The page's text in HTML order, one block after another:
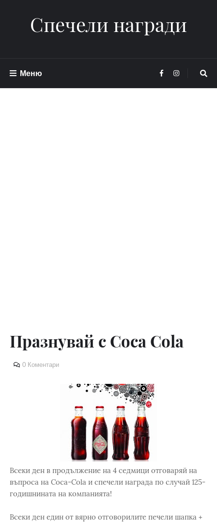
Спечели награди
Меню
Празнувай с Coca Cola
0 Коментари
Всеки ден в продължение на 4 седмици отговаряй на
въпроса на Coca-Cola и спечели награда по случай 125-
годишнината на компанията!
Всеки ден един от вярно отговорилите печели шапка +